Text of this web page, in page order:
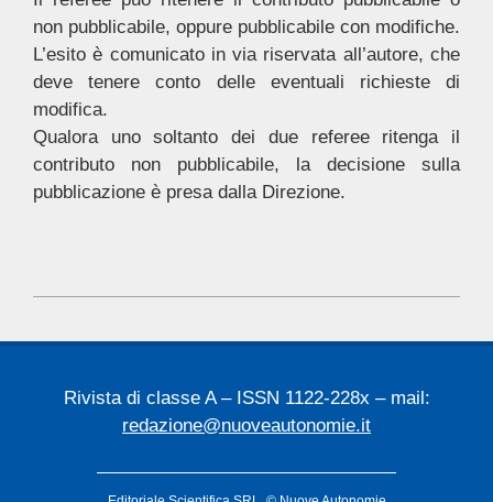
non pubblicabile, oppure pubblicabile con modifiche.
L’esito è comunicato in via riservata all’autore, che
deve tenere conto delle eventuali richieste di
modifica.
Qualora uno soltanto dei due referee ritenga il
contributo non pubblicabile, la decisione sulla
pubblicazione è presa dalla Direzione.
03-
Rivista di classe A – ISSN 1122-228x – mail:
redazione@nuoveautonomie.it